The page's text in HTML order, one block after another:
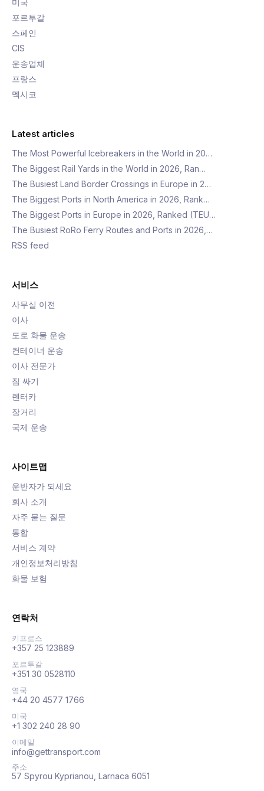
미국
포르투갈
스페인
CIS
운송업체
프랑스
멕시코
Latest articles
The Most Powerful Icebreakers in the World in 20…
The Biggest Rail Yards in the World in 2026, Ran…
The Busiest Land Border Crossings in Europe in 2…
The Biggest Ports in North America in 2026, Rank…
The Biggest Ports in Europe in 2026, Ranked (TEU…
The Busiest RoRo Ferry Routes and Ports in 2026,…
RSS feed
서비스
사무실 이전
이사
도로 화물 운송
컨테이너 운송
이사 전문가
짐 싸기
렌터카
장거리
국제 운송
사이트맵
운반자가 되세요
회사 소개
자주 묻는 질문
통합
서비스 계약
개인정보처리방침
화물 보험
연락처
키프로스
+357 25 123889
포르투갈
+351 30 0528110
영국
+44 20 4577 1766
미국
+1 302 240 28 90
이메일
info@gettransport.com
주소
57 Spyrou Kyprianou, Larnaca 6051